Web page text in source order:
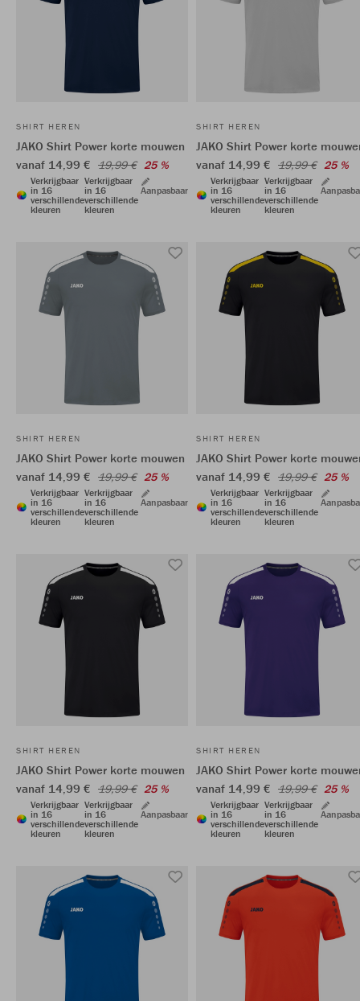
SHIRT HEREN
JAKO Shirt Power korte mouwen
vanaf 14,99 € 19,99 € 25 %
Verkrijgbaar
in 16
verschillende
kleuren
Verkrijgbaar
in 16
verschillende
kleuren
Aanpasbaar
SHIRT HEREN
JAKO Shirt Power korte
vanaf 14,99 € 19,99 € 25 %
Verkrijgbaar
in 16
verschillende
kleuren
Verkrijgbaar
in 16
verschillende
kleuren
SHIRT HEREN
JAKO Shirt Power korte mouwen
vanaf 14,99 € 19,99 € 25 %
Verkrijgbaar
in 16
verschillende
kleuren
Verkrijgbaar
in 16
verschillende
kleuren
Aanpasbaar
SHIRT HEREN
JAKO Shirt Power korte
vanaf 14,99 € 19,99 € 25 %
Verkrijgbaar
in 16
verschillende
kleuren
Verkrijgbaar
in 16
verschillende
kleuren
SHIRT HEREN
JAKO Shirt Power korte mouwen
vanaf 14,99 € 19,99 € 25 %
Verkrijgbaar
in 16
verschillende
kleuren
Verkrijgbaar
in 16
verschillende
kleuren
Aanpasbaar
SHIRT HEREN
JAKO Shirt Power korte
vanaf 14,99 € 19,99 € 25 %
Verkrijgbaar
in 16
verschillende
kleuren
Verkrijgbaar
in 16
verschillende
kleuren